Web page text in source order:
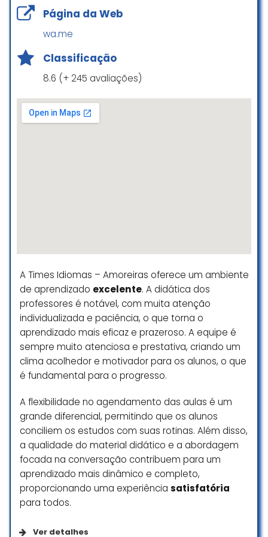
a times, o método é excelente!
nas nossas mãos! Gostaria de
destacar os teachers Gabi e
Gabriel, eles fazem a gente se
sentir confortável mesmo no
desconforto de muitas vezes não
conseguir se expressar
educado e prestativo, mas a
No fim, eu decidi cancelar o curso,
continuarei estudando inglês por
fluência de verdade, e,
infelizmente, não senti que estava
bem atendida. Os professores são
atenciosos e tornam as aulas
dinâmicas e envolventes.
As meninas da secretaria são
muito simpáticas e atenciosas.
O material didático é de alta
qualidade e as atividades práticas
ajudam muito a desenvolver a
conversação e a escrita.
buscam um ensino de inglês sério,
eficiente e com um atendimento
humano e personalizado!
Julia Moraes
você já começa a conversar
Página da Web
wa.me
Classificação
8.6 (+ 245 avaliações)
A Times Idiomas – Amoreiras oferece um ambiente
de aprendizado excelente. A didática dos
professores é notável, com muita atenção
individualizada e paciência, o que torna o
aprendizado mais eficaz e prazeroso. A equipe é
sempre muito atenciosa e prestativa, criando um
clima acolhedor e motivador para os alunos, o que
é fundamental para o progresso.
A flexibilidade no agendamento das aulas é um
grande diferencial, permitindo que os alunos
conciliem os estudos com suas rotinas. Além disso,
a qualidade do material didático e a abordagem
focada na conversação contribuem para um
aprendizado mais dinâmico e completo,
proporcionando uma experiência satisfatória
para todos.
Ver detalhes